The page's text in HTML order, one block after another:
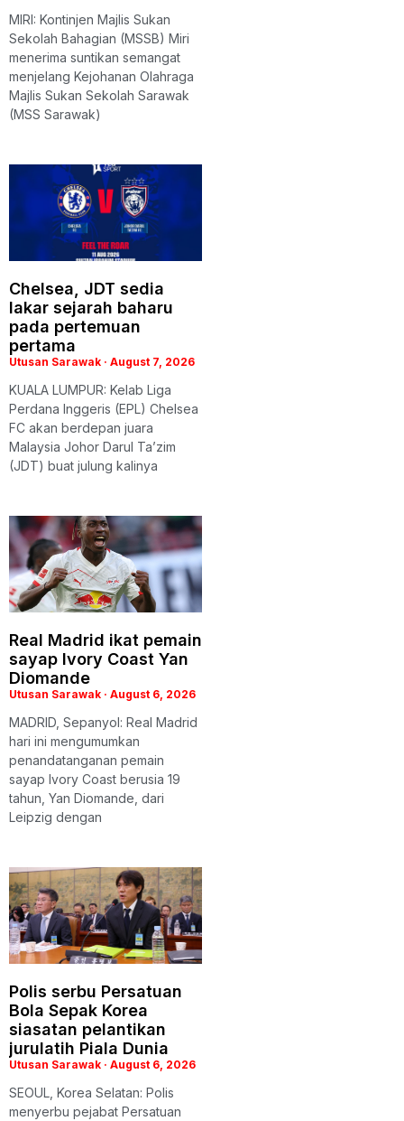
MIRI: Kontinjen Majlis Sukan
Sekolah Bahagian (MSSB) Miri
menerima suntikan semangat
menjelang Kejohanan Olahraga
Majlis Sukan Sekolah Sarawak
(MSS Sarawak)
Chelsea, JDT sedia
lakar sejarah baharu
pada pertemuan
pertama
Utusan Sarawak August 7, 2026
KUALA LUMPUR: Kelab Liga
Perdana Inggeris (EPL) Chelsea
FC akan berdepan juara
Malaysia Johor Darul Ta’zim
(JDT) buat julung kalinya
Real Madrid ikat pemain
sayap Ivory Coast Yan
Diomande
Utusan Sarawak August 6, 2026
MADRID, Sepanyol: Real Madrid
hari ini mengumumkan
penandatanganan pemain
sayap Ivory Coast berusia 19
tahun, Yan Diomande, dari
Leipzig dengan
Polis serbu Persatuan
Bola Sepak Korea
siasatan pelantikan
jurulatih Piala Dunia
Utusan Sarawak August 6, 2026
SEOUL, Korea Selatan: Polis
menyerbu pejabat Persatuan